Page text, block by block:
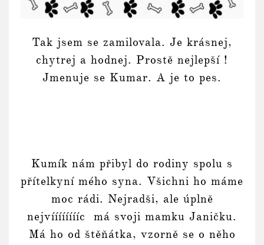
Tak jsem se zamilovala. Je krásnej,
chytrej a hodnej. Prostě nejlepší !
Jmenuje se Kumar. A je to pes.
Kumík nám přibyl do rodiny spolu s
přítelkyní mého syna. Všichni ho máme
moc rádi. Nejradši, ale úplně
nejvííííííííc má svoji mamku Janičku.
Má ho od štěňátka, vzorně se o něho